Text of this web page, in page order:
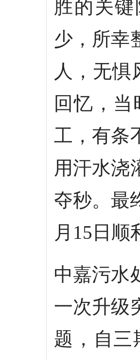
胜的关
少，所幸
人，无惧
回忆，
工，有条
用汗水浇
夺秒。最
月15日顺
中嘉污水
一次升级
题，自三